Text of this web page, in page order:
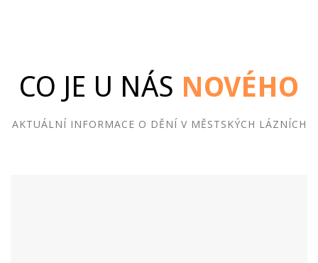
CO JE U NÁS NOVÉHO
AKTUÁLNÍ INFORMACE O DĚNÍ V MĚSTSKÝCH LÁZNÍCH